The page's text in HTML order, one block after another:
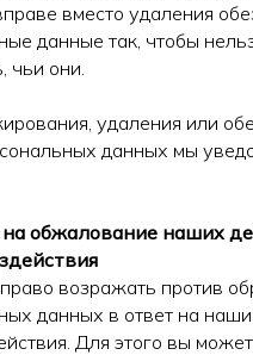
вместо удаления
данные так, чтобы
чьи они.
удаления или
данных мы
на обжалование наших
возражать против
данных в ответ на
Для этого вы